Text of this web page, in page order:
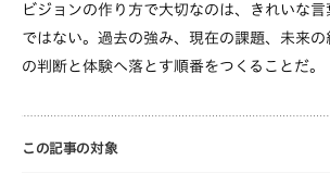
ビジョンの作り方で大切なのは、きれいな
ではない。過去の強み、現在の課題、未来の
の判断と体験へ落とす順番をつくることだ。
この記事の対象